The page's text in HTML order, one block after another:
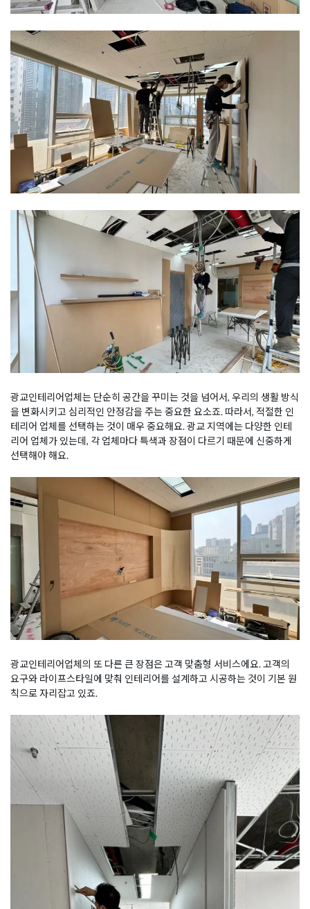
광교인테리어업체는 단순히 공간을 꾸미는 것을 넘어서, 우리의 생활 방식
을 변화시키고 심리적인 안정감을 주는 중요한 요소죠. 따라서, 적절한 인
테리어 업체를 선택하는 것이 매우 중요해요. 광교 지역에는 다양한 인테
리어 업체가 있는데, 각 업체마다 특색과 장점이 다르기 때문에 신중하게
선택해야 해요.
광교인테리어업체의 또 다른 큰 장점은 고객 맞춤형 서비스에요. 고객의
요구와 라이프스타일에 맞춰 인테리어를 설계하고 시공하는 것이 기본 원
칙으로 자리잡고 있죠.